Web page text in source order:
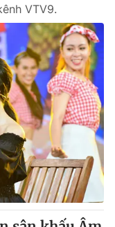
VTV9.